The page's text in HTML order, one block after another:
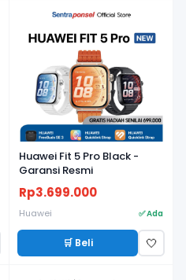
Huawei Fit 5 Pro Black -
Garansi Resmi
Rp3.699.000
Huawei ✅ Ada
🛒 Beli 🤍